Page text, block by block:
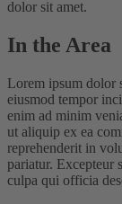
dolor sit amet.
In the Area
Lorem ipsum dolor
eiusmod tempor
enim ad minim
ut aliquip ex ea
reprehenderit in
pariatur. Excepteur
culpa qui officia